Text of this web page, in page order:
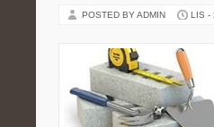
POSTED BY ADMIN LIS -